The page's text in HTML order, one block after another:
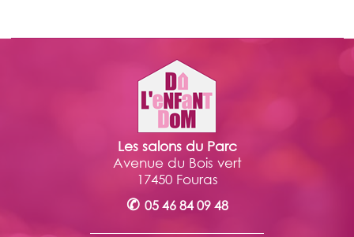
Les salons du Parc
Avenue du Bois vert
17450 Fouras
✆ 05 46 84 09 48